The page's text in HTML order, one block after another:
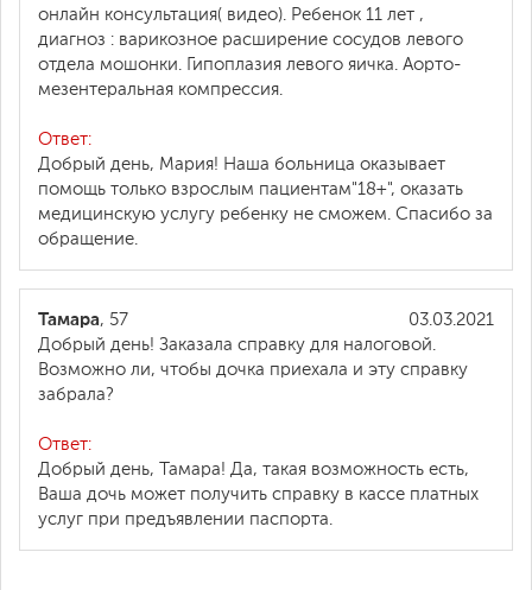
онлайн консультация( видео). Ребенок 11 лет ,
диагноз : варикозное расширение сосудов левого
отдела мошонки. Гипоплазия левого яичка. Аорто-
мезентеральная компрессия.
Ответ:
Добрый день, Мария! Наша больница оказывает
помощь только взрослым пациентам"18+", оказать
медицинскую услугу ребенку не сможем. Спасибо за
обращение.
03.03.2021
Тамара, 57
Добрый день! Заказала справку для налоговой.
Возможно ли, чтобы дочка приехала и эту справку
забрала?
Ответ:
Добрый день, Тамара! Да, такая возможность есть,
Ваша дочь может получить справку в кассе платных
услуг при предъявлении паспорта.